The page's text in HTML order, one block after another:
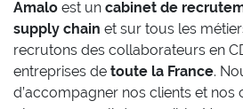
Amalo est un cabinet de
supply chain et sur tous les
recrutons des collaborateurs en
entreprises de toute la France.
d’accompagner nos clients et nos